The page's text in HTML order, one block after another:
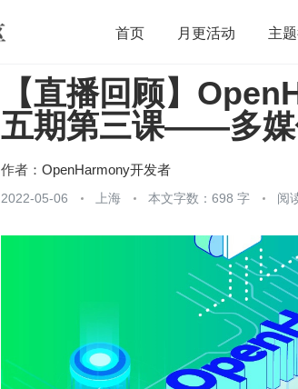
首页 月更活动 主
架构 OpenHarmony 算法
团队管理 程序员 运维
【直播回顾】
五期第三课——多媒
作者： OpenHarmony开发者
2022-05-06 上海 本文字数：698 字 阅